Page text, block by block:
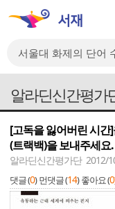
알라딘신간평가
[고독을 잃어버린 시간
(트랙백)을 보내주세요.
알라딘신간평가단 2012/
댓글 (0) 먼댓글 (14) 좋아요 (0